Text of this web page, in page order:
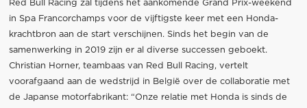
Red Bull Racing zal tijdens het aankomende Grand Prix-weekend
in Spa Francorchamps voor de vijftigste keer met een Honda-
krachtbron aan de start verschijnen. Sinds het begin van de
samenwerking in 2019 zijn er al diverse successen geboekt.
Christian Horner, teambaas van Red Bull Racing, vertelt
voorafgaand aan de wedstrijd in België over de collaboratie met
de Japanse motorfabrikant: “Onze relatie met Honda is sinds de